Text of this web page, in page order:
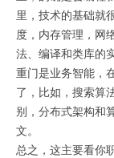
里，技术的基础就
度，内存管理，网
法、编译和类库的
重门是业务智能，
了，比如，搜索算
别，分布式架构和
文。
总之，这主要看你